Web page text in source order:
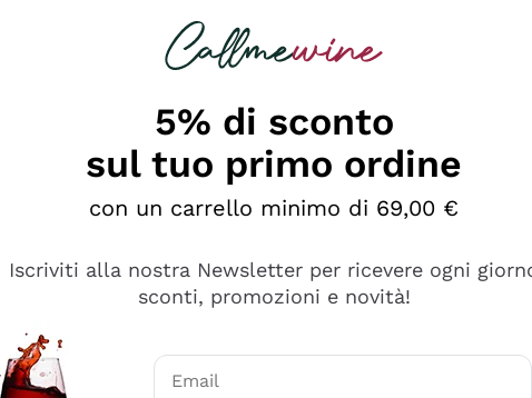
5% di sconto
sul tuo primo ordine
con un carrello minimo di 69,00 €
Iscriviti alla nostra Newsletter per ricevere ogni
sconti, promozioni e novità!
Email